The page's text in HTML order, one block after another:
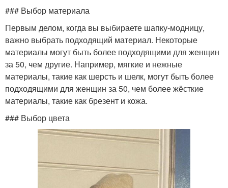
### Выбор материала
Первым делом, когда вы выбираете шапку-модницу,
важно выбрать подходящий материал. Некоторые
материалы могут быть более подходящими для женщин
за 50, чем другие. Например, мягкие и нежные
материалы, такие как шерсть и шелк, могут быть более
подходящими для женщин за 50, чем более жёсткие
материалы, такие как брезент и кожа.
### Выбор цвета